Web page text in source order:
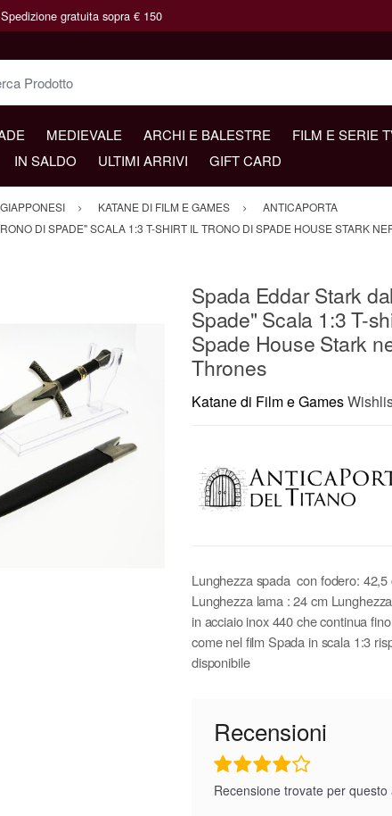
Spedizione gratuita sopra € 150
Prodotto
MEDIEVALE ARCHI E BALESTRE FILM E SERIE
IN SALDO ULTIMI ARRIVI GIFT CARD
KATANE DI FILM E GAMES
ANTICAPORTA
DI SPADE" SCALA 1:3 T-SHIRT IL TRONO DI SPADE HOUSE STARK
Spada Eddar Stark
Spade" Scala 1:3 T-
Spade House Stark
Thrones
Katane di Film e Games
Lunghezza spada con fodero:
Lunghezza lama : 24 cm
in acciaio inox 440 che continua
come nel film Spada in scala 1:3
disponibile
Recensioni
Recensione trovate per questo